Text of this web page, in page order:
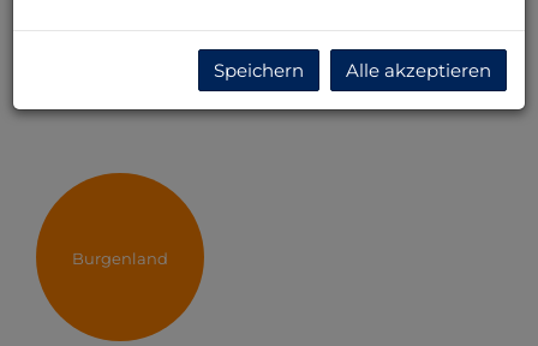
HABEN, EINEN GUTEN JOB ZU FINDEN….UND AUCH
SONST NICHT!;-) MIT SEHR FREUNDLICHEN GRÜSSEN
IHRE ALEXANDRA PRIESCHING
Burgenland
Speichern Alle akzeptieren